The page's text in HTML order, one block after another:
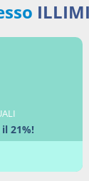
del
Decreto
Percorsi
21%!